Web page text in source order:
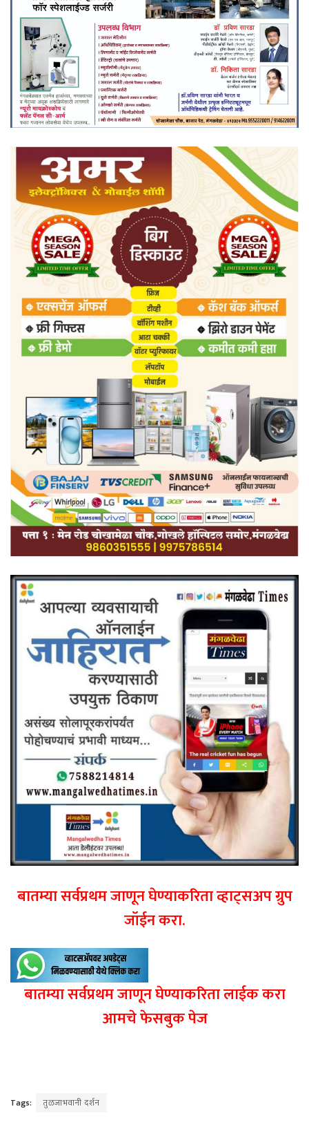
बातम्या सर्वप्रथम जाणून घेण्याकरिता व्हाट्सअप ग्रुप
जॉईन करा.
बातम्या सर्वप्रथम जाणून घेण्याकरिता लाईक करा
आमचे फेसबुक पेज
Tags: तुळजाभवानी दर्शन